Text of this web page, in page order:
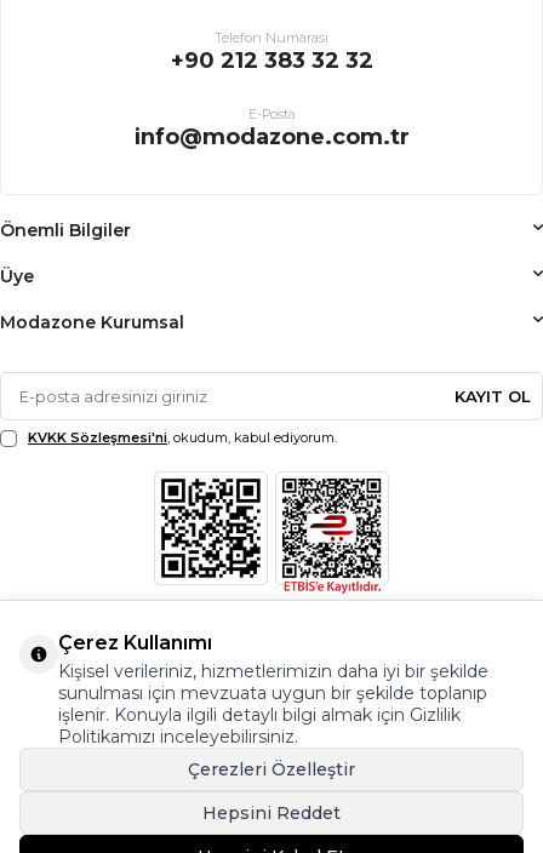
Telefon Numarası
+90 212 383 32 32
E-Posta
info@modazone.com.tr
Önemli Bilgiler
Üye
Modazone Kurumsal
KAYIT OL
KVKK Sözleşmesi'ni, okudum, kabul ediyorum.
Çerez Kullanımı
Kişisel verileriniz, hizmetlerimizin daha iyi bir şekilde
sunulması için mevzuata uygun bir şekilde toplanıp
işlenir. Konuyla ilgili detaylı bilgi almak için Gizlilik
Politikamızı inceleyebilirsiniz.
Çerezleri Özelleştir
Hepsini Reddet